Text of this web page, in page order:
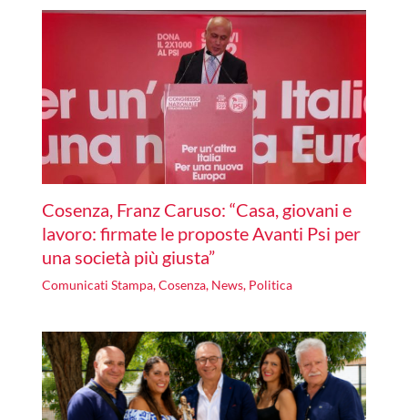
Cosenza, Franz Caruso: “Casa, giovani e
lavoro: firmate le proposte Avanti Psi per
una società più giusta”
Comunicati Stampa,Cosenza, News, Politica